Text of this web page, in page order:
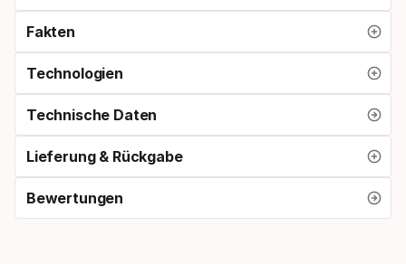
Fakten
Technologien
Technische Daten
Lieferung & Rückgabe
Bewertungen